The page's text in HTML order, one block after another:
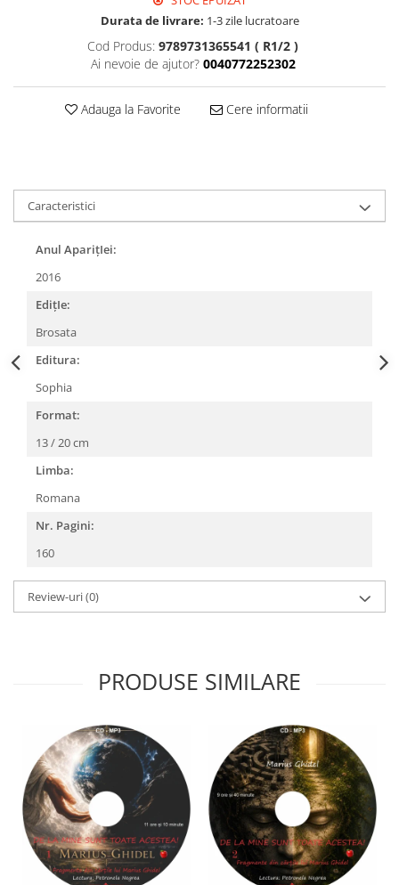
Durata de livrare: 1-3 zile lucratoare
Cod Produs: 9789731365541 ( R1/2 )
Ai nevoie de ajutor? 0040772252302
Adauga la Favorite Cere informatii
Caracteristici
Anul AparițIei:
2016
EdițIe:
Brosata
Editura:
Sophia
Format:
13 / 20 cm
Limba:
Romana
Nr. Pagini:
160
Review-uri(0)
PRODUSE SIMILARE